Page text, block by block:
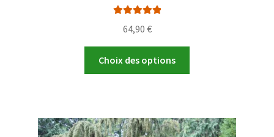
64,90 €
Choix des options
Les